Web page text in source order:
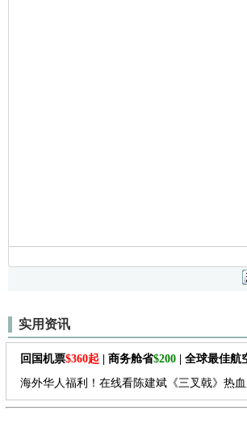
实用资讯
回国机票$360起 | 商务舱省$200 | 全球最佳航
海外华人福利！在线看陈建斌《三叉戟》热